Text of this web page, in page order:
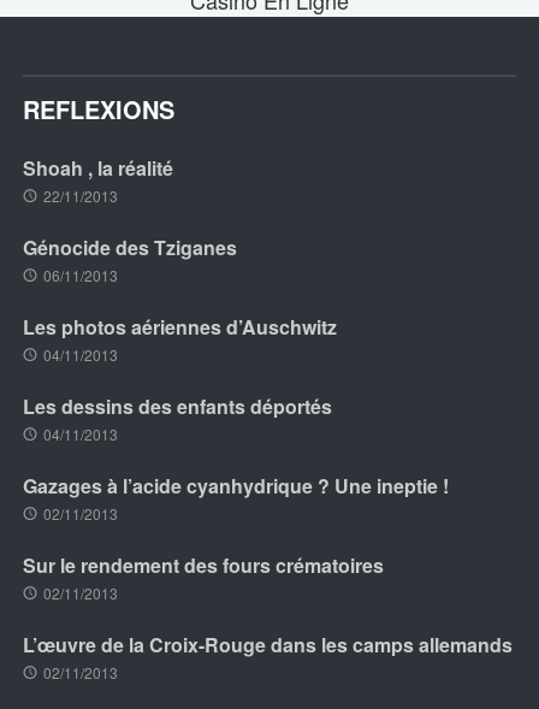
REFLEXIONS
Shoah , la réalité
22/11/2013
Génocide des Tziganes
06/11/2013
Les photos aériennes d’Auschwitz
04/11/2013
Les dessins des enfants déportés
04/11/2013
Gazages à l’acide cyanhydrique ? Une ineptie !
02/11/2013
Sur le rendement des fours crématoires
02/11/2013
L’œuvre de la Croix-Rouge dans les camps allemands
02/11/2013